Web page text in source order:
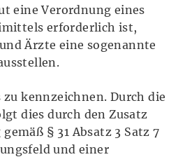
eine Verordnung eines
erforderlich ist,
Ärzte eine sogenannte
zu kennzeichnen. Durch die
dies durch den Zusatz
§ 31 Absatz 3 Satz 7
und einer